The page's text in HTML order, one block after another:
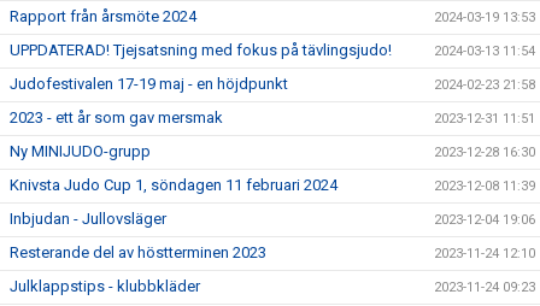
Rapport från årsmöte 2024 2024-03-19 13:53
UPPDATERAD! Tjejsatsning med fokus på tävlingsjudo! 2024-03-13 11:54
Judofestivalen 17-19 maj - en höjdpunkt 2024-02-23 21:58
2023 - ett år som gav mersmak 2023-12-31 11:51
Ny MINIJUDO-grupp 2023-12-28 16:30
Knivsta Judo Cup 1, söndagen 11 februari 2024 2023-12-08 11:39
Inbjudan - Jullovsläger 2023-12-04 19:06
Resterande del av höstterminen 2023 2023-11-24 12:10
Julklappstips - klubbkläder 2023-11-24 09:23